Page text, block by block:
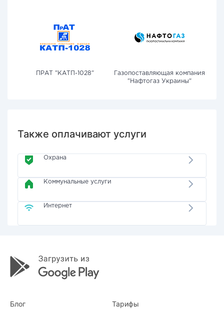
ПРАТ "КАТП-1028"
Газопоставляющая компания
"Нафтогаз Украины"
Также оплачивают услуги
Охрана
Коммунальные услуги
Интернет
Блог Тарифы